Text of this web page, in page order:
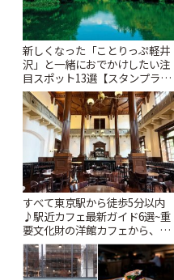
新しくなった「ことりっぷ軽井
沢」と一緒におでかけしたい注
目スポット13選【スタンプラリ
ー開催中】 | ことりっぷ
すべて東京駅から徒歩5分以内
♪駅近カフェ最新ガイド6選~重
要文化財の洋館カフェから、改
札すぐのレトロ喫茶まで~ | こと
りっぷ